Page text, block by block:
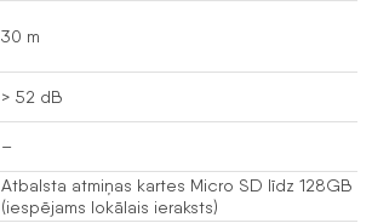
30 m
> 52 dB
–
Atbalsta atmiņas kartes Micro SD līdz 128GB
(iespējams lokālais ieraksts)